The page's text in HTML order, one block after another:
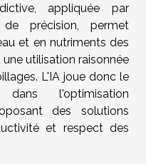
appliquée par
précision, permet
et en nutriments des
utilisation raisonnée
L'IA joue donc le
l'optimisation
des solutions
et respect des